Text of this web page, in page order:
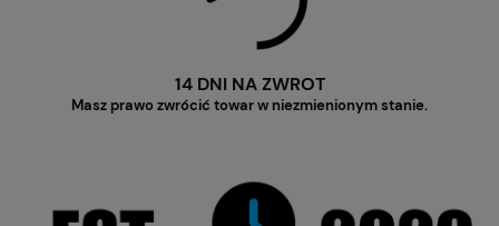
14 DNI NA ZWROT
Masz prawo zwrócić towar w niezmienionym stanie.